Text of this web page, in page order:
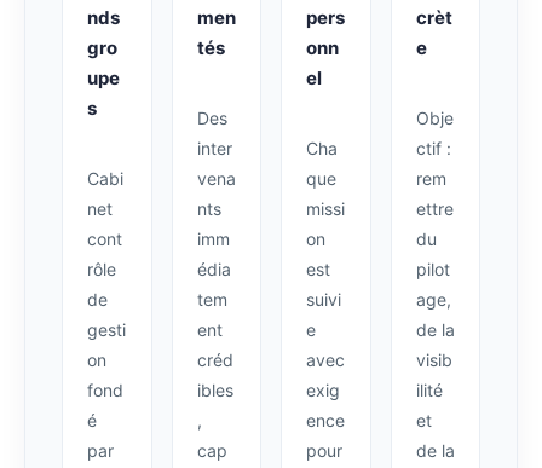
nds
gro
upe
s
Cabi
net
cont
rôle
de
gesti
on
fond
é
par
men
tés
Des
inter
vena
nts
imm
édia
tem
ent
créd
ibles
,
cap
pers
onn
el
Cha
que
missi
on
est
suivi
e
avec
exig
ence
pour
crèt
e
Obje
ctif :
rem
ettre
du
pilot
age,
de la
visib
ilité
et
de la